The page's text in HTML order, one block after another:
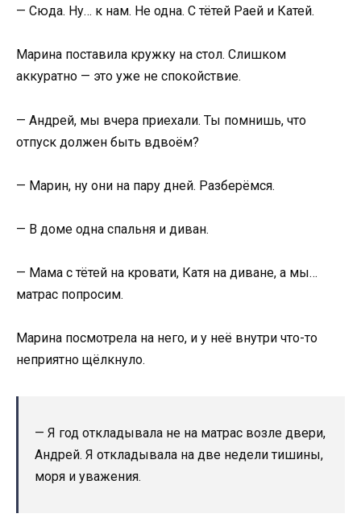
— Сюда. Ну… к нам. Не одна. С тётей Раей и Катей.
Марина поставила кружку на стол. Слишком
аккуратно — это уже не спокойствие.
— Андрей, мы вчера приехали. Ты помнишь, что
отпуск должен быть вдвоём?
— Марин, ну они на пару дней. Разберёмся.
— В доме одна спальня и диван.
— Мама с тётей на кровати, Катя на диване, а мы…
матрас попросим.
Марина посмотрела на него, и у неё внутри что-то
неприятно щёлкнуло.
— Я год откладывала не на матрас возле двери,
Андрей. Я откладывала на две недели тишины,
моря и уважения.